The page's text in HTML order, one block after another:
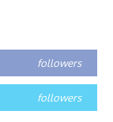
followers
followers